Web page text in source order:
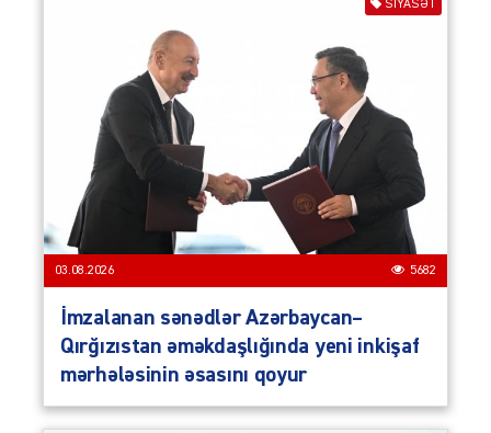
SIYASƏT
03.08.2026 5682
İmzalanan sənədlər Azərbaycan–
Qırğızıstan əməkdaşlığında yeni inkişaf
mərhələsinin əsasını qoyur